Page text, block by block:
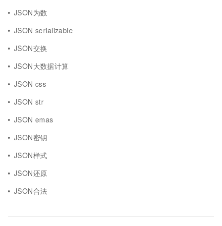
JSON为数
JSON serializable
JSON交换
JSON大数据计算
JSON css
JSON str
JSON emas
JSON密钥
JSON样式
JSON还原
JSON合法